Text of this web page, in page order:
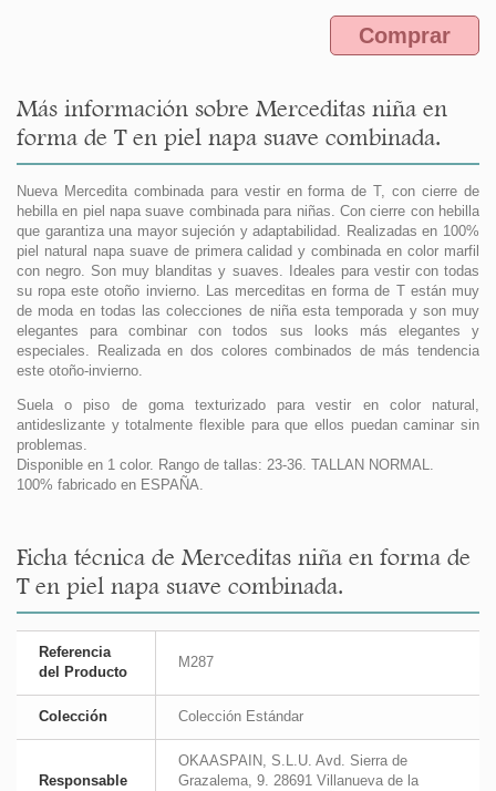
Comprar
Más información sobre Merceditas niña en
forma de T en piel napa suave combinada.
Nueva Mercedita combinada para vestir en forma de T, con cierre de
hebilla en piel napa suave combinada para niñas. Con cierre con hebilla
que garantiza una mayor sujeción y adaptabilidad. Realizadas en 100%
piel natural napa suave de primera calidad y combinada en color marfil
con negro. Son muy blanditas y suaves. Ideales para vestir con todas
su ropa este otoño invierno. Las merceditas en forma de T están muy
de moda en todas las colecciones de niña esta temporada y son muy
elegantes para combinar con todos sus looks más elegantes y
especiales. Realizada en dos colores combinados de más tendencia
este otoño-invierno.
Suela o piso de goma texturizado para vestir en color natural,
antideslizante y totalmente flexible para que ellos puedan caminar sin
problemas.
Disponible en 1 color. Rango de tallas: 23-36. TALLAN NORMAL.
100% fabricado en ESPAÑA.
Ficha técnica de Merceditas niña en forma de
T en piel napa suave combinada.
Referencia
del Producto
M287
Colección Colección Estándar
Responsable
OKAASPAIN, S.L.U. Avd. Sierra de
Grazalema, 9. 28691 Villanueva de la